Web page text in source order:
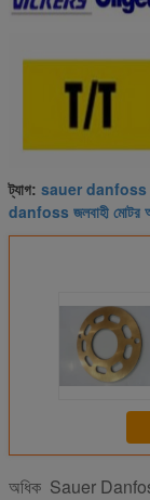
ট্যাগ: sauer danfoss
danfoss জলবাহী মোটর
অধিক Sauer Danfoss